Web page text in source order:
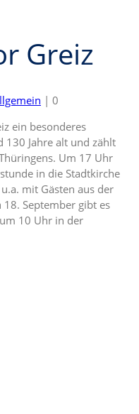
Greiz
| 0
ein besonderes
130 Jahre alt und zählt
Um 17 Uhr
in die Stadtkirche
mit Gästen aus der
September gibt es
10 Uhr in der